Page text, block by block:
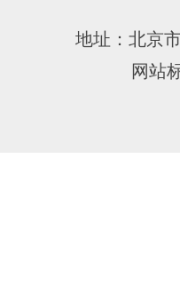
地址：北京
网站